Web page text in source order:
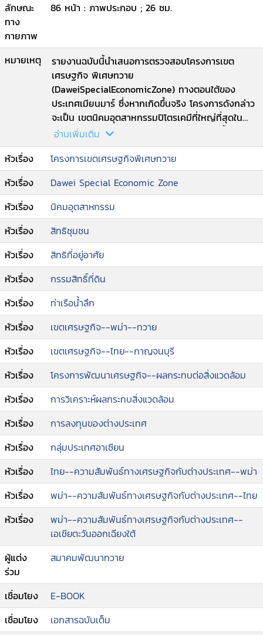
ลักษณะ
ทาง
กายภาพ
86 หน้า : ภาพประกอบ ; 26 ซม.
หมายเหตุ
รายงานฉบับนี้นำเสนอการตรวจสอบโครงการเขต
เศรษฐกิจ พิเศษทวาย
(DaweiSpecialEconomicZone) ทางตอนใต้ของ
ประเทศเมียนมาร์ ซึ่งหากเกิดขึ้นจริง โครงการดังกล่าว
จะเป็น เขตนิคมอุตสาหกรรมปิโตรเคมีที่ใหญ่ที่สุดใน
ภูมิภาคเอเชีย ตะวันออกเฉียงใต้ รายงานฉบับนี้นำเสนอ
ผลการศึกษาวิจัยทั้งใน เชิงปริมาณและคุณภาพ โดยมี
เป้าหมายเพื่อเข้าใจถึงกระบวนการ พัฒนาการของ
โครงการเขตเศรษฐกิจพิเศษทวาย และสิทธิของ ชาว
บ้าน ว่าได้รับการปกป้องและเคารพโดยหน่วยงานภาค
รัฐ และภาคเอกชนที่เกี่ยวข้องกับการดำเนินโครงการ
มากน้อยเพียงใด.
อ่านเพิ่มเติม
หัวเรื่อง
โครงการเขตเศรษฐกิจพิเศษทวาย
หัวเรื่อง
Dawei Special Economic Zone
หัวเรื่อง
นิคมอุตสาหกรรม
หัวเรื่อง
สิทธิชุมชน
หัวเรื่อง
สิทธิที่อยู่อาศัย
หัวเรื่อง
กรรมสิทธิ์ที่ดิน
หัวเรื่อง
ท่าเรือน้ำลึก
หัวเรื่อง
เขตเศรษฐกิจ--พม่า--ทวาย
หัวเรื่อง
เขตเศรษฐกิจ--ไทย--กาญจนบุรี
หัวเรื่อง
โครงการพัฒนาเศรษฐกิจ--ผลกระทบต่อสิ่งแวดล้อม
หัวเรื่อง
การวิเคราะห์ผลกระทบสิ่งแวดล้อม
หัวเรื่อง
การลงทุนของต่างประเทศ
หัวเรื่อง
กลุ่มประเทศอาเซียน
หัวเรื่อง
ไทย--ความสัมพันธ์ทางเศรษฐกิจกับต่างประเทศ--พม่า
หัวเรื่อง
พม่า--ความสัมพันธ์ทางเศรษฐกิจกับต่างประเทศ--ไทย
หัวเรื่อง
พม่า--ความสัมพันธ์ทางเศรษฐกิจกับต่างประเทศ--
เอเชียตะวันออกเฉียงใต้
ผู้แต่ง
ร่วม
สมาคมพัฒนาทวาย
เชื่อมโยง
E-BOOK
เชื่อมโยง
เอกสารฉบับเต็ม